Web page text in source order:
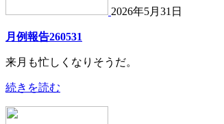
2026年5月31日
月例報告260531
来月も忙しくなりそうだ。
続きを読む